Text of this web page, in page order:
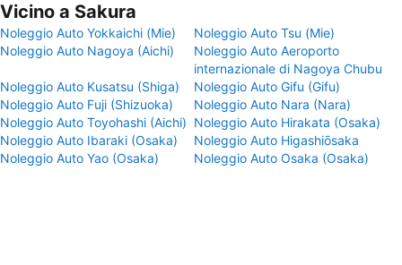
Vicino a Sakura
Noleggio Auto Yokkaichi (Mie)
Noleggio Auto Tsu (Mie)
Noleggio Auto Nagoya (Aichi)
Noleggio Auto Aeroporto
internazionale di Nagoya Chubu
Noleggio Auto Kusatsu (Shiga)
Noleggio Auto Gifu (Gifu)
Noleggio Auto Fuji (Shizuoka)
Noleggio Auto Nara (Nara)
Noleggio Auto Toyohashi (Aichi) Noleggio Auto Hirakata (Osaka)
Noleggio Auto Ibaraki (Osaka)
Noleggio Auto Higashiōsaka
Noleggio Auto Yao (Osaka)
Noleggio Auto Osaka (Osaka)